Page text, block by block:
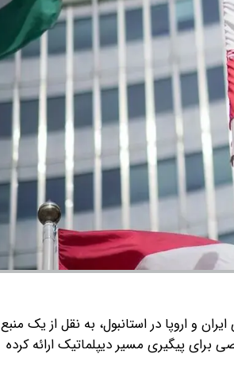
و اروپا در استانبول، به نقل از یک منبع
پیگیری مسیر دیپلماتیک ارائه کرده